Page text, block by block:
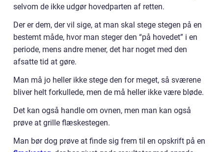
selvom de ikke udgør hovedparten af retten.
Der er dem, der vil sige, at man skal stege stegen på en
bestemt måde, hvor man steger den “på hovedet” i en
periode, mens andre mener, det har noget med den
afsatte tid at gøre.
Man må jo heller ikke stege den for meget, så sværene
bliver helt forkullede, men de må heller ikke være bløde.
Det kan også handle om ovnen, men man kan også
prøve at grille flæskestegen.
Man bør dog prøve at finde sig frem til en opskrift på en